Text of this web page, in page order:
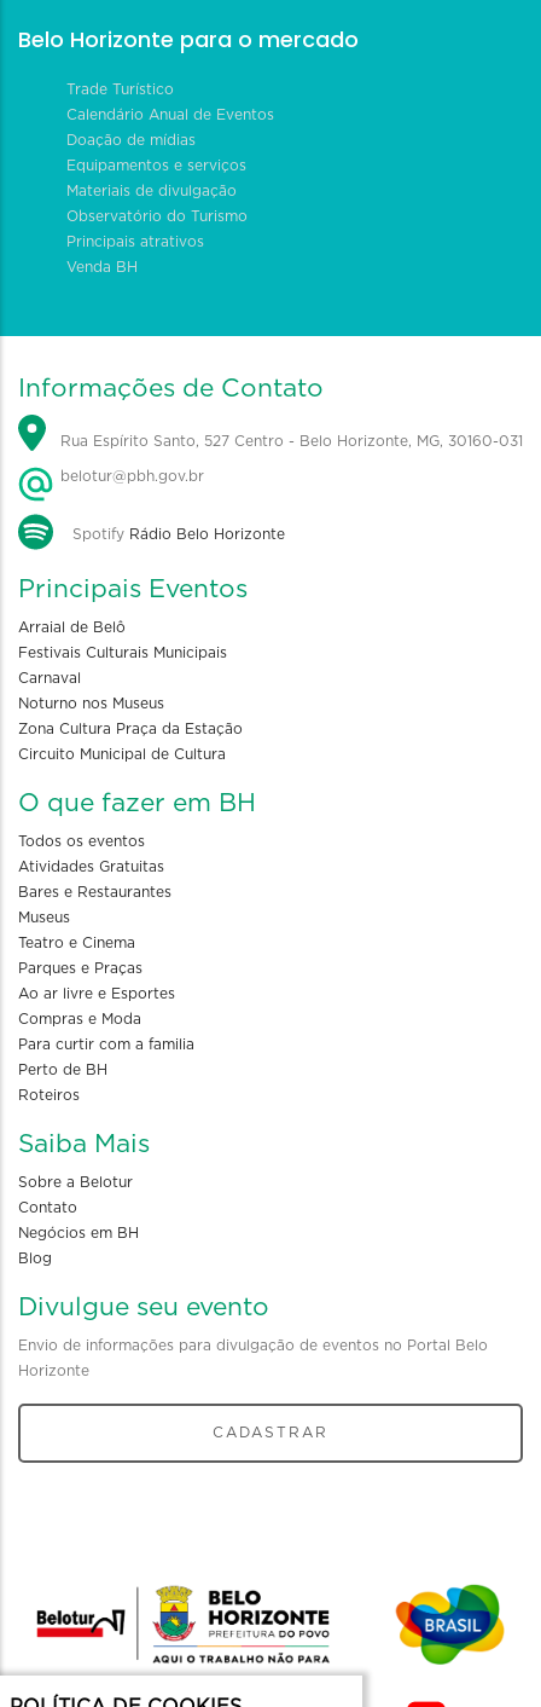
Belo Horizonte para o mercado
Trade Turístico
Calendário Anual de Eventos
Doação de mídias
Equipamentos e serviços
Materiais de divulgação
Observatório do Turismo
Principais atrativos
Venda BH
Informações de Contato
Rua Espírito Santo, 527 Centro - Belo Horizonte, MG, 30160-031
belotur@pbh.gov.br
Spotify Rádio Belo Horizonte
Principais Eventos
Arraial de Belô
Festivais Culturais Municipais
Carnaval
Noturno nos Museus
Zona Cultura Praça da Estação
Circuito Municipal de Cultura
O que fazer em BH
Todos os eventos
Atividades Gratuitas
Bares e Restaurantes
Museus
Teatro e Cinema
Parques e Praças
Ao ar livre e Esportes
Compras e Moda
Para curtir com a familia
Perto de BH
Roteiros
Saiba Mais
Sobre a Belotur
Contato
Negócios em BH
Blog
Divulgue seu evento
Envio de informações para divulgação de eventos no Portal Belo
Horizonte
CADASTRAR